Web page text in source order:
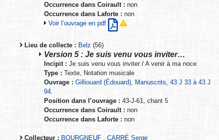
Occurrence dans Coirault : non
Occurrence dans Laforte : non
Voir l’ouvrage en pdf
Lieu de collecte : Belz (56)
Version 5 : Je suis venu vous inviter…
Incipit : Je suis venu vous inviter / A venir à ma noce
Type : Texte, Notation musicale
Ouvrage : Gilliouard (Édouard), Manuscrits, 43 J 33 à 43 J
94.
Position dans l’ouvrage : 43-J-61, chant 5
Occurrence dans Coirault : non
Occurrence dans Laforte : non
Collecteur : BOURGNEUF , CARRÉ Serge